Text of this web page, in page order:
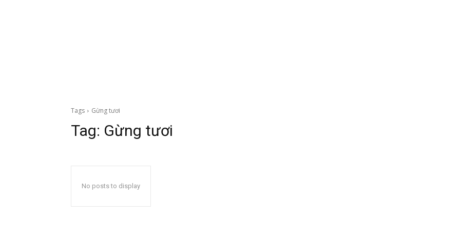
Tags Gừng tươi
Tag: Gừng tươi
No posts to display